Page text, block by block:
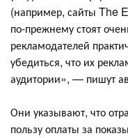
(например, сайты The
по-прежнему стоят
рекламодателей
убедиться, что их
аудитории», — пишут
Они указывают, что
пользу оплаты за